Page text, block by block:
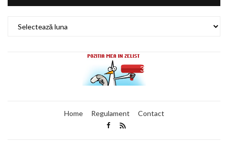
Home Regulament Contact